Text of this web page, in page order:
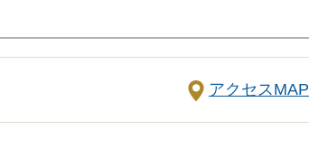
認いただき、それぞれの内訳をご説明
だいてから施行いたしますのでご安心
アクセスMAP